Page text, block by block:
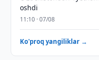
oshdi
11:10 · 07/08
Ko'proq yangiliklar →